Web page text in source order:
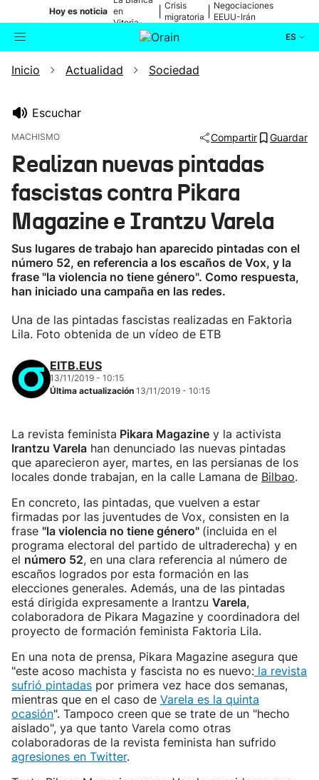
Hoy es noticia en
Vitoria-
Gasteiz
Crisis
migratoria
Negociaciones
EEUU-Irán
ES
Buscador Actualidad
Ikusmiran
Eguraldia
Inicio Actualidad Sociedad
Escuchar
MACHISMO Compartir Guardar
Realizan nuevas pintadas
fascistas contra Pikara
Magazine e Irantzu Varela
Sus lugares de trabajo han aparecido pintadas con el
número 52, en referencia a los escaños de Vox, y la
frase "la violencia no tiene género". Como respuesta,
han iniciado una campaña en las redes.
Una de las pintadas fascistas realizadas en Faktoria
Lila. Foto obtenida de un vídeo de ETB
EITB.EUS
13/11/2019 - 10:15
Última actualización 13/11/2019 - 10:15
La revista feminista Pikara Magazine y la activista
Irantzu Varela han denunciado las nuevas pintadas
que aparecieron ayer, martes, en las persianas de los
locales donde trabajan, en la calle Lamana de Bilbao.
En concreto, las pintadas, que vuelven a estar
firmadas por las juventudes de Vox, consisten en la
frase "la violencia no tiene género" (incluida en el
programa electoral del partido de ultraderecha) y en
el número 52, en una clara referencia al número de
escaños logrados por esta formación en las
elecciones generales. Además, una de las pintadas
está dirigida expresamente a Irantzu Varela,
colaboradora de Pikara Magazine y coordinadora del
proyecto de formación feminista Faktoria Lila.
En una nota de prensa, Pikara Magazine asegura que
"este acoso machista y fascista no es nuevo: la revista
sufrió pintadas por primera vez hace dos semanas,
mientras que en el caso de Varela es la quinta
ocasión". Tampoco creen que se trate de un "hecho
aislado", ya que tanto Varela como otras
colaboradoras de la revista feminista han sufrido
agresiones en Twitter.